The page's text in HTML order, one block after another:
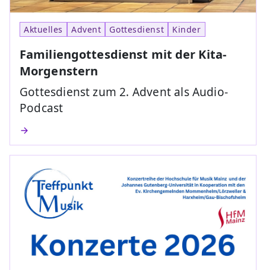
Aktuelles Advent Gottesdienst Kinder
Familiengottesdienst mit der Kita-
Morgenstern
Gottesdienst zum 2. Advent als Audio-
Podcast